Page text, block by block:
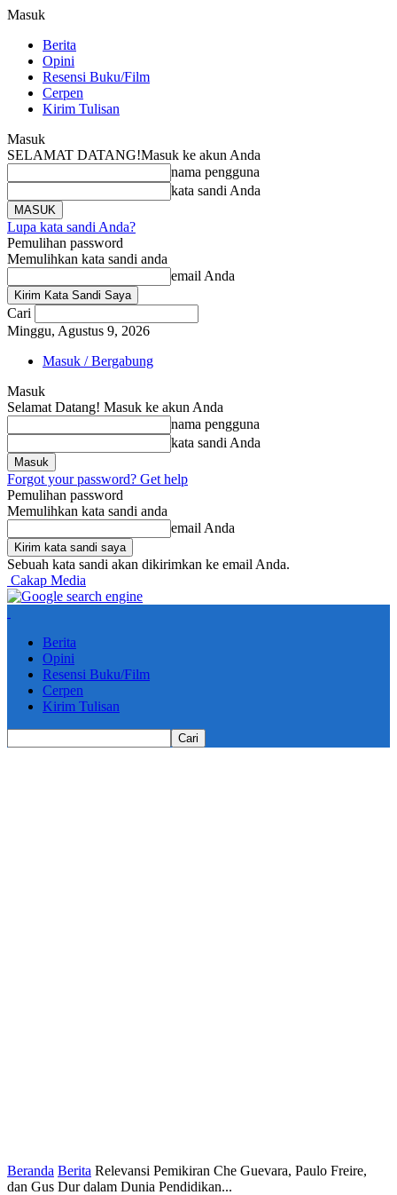
Masuk
Berita
Opini
Resensi Buku/Film
Cerpen
Kirim Tulisan
Masuk
SELAMAT DATANG!Masuk ke akun Anda
nama pengguna
kata sandi Anda
Lupa kata sandi Anda?
Pemulihan password
Memulihkan kata sandi anda
email Anda
Cari
Minggu, Agustus 9, 2026
Masuk / Bergabung
Masuk
Selamat Datang! Masuk ke akun Anda
nama pengguna
kata sandi Anda
Forgot your password? Get help
Pemulihan password
Memulihkan kata sandi anda
email Anda
Sebuah kata sandi akan dikirimkan ke email Anda.
Cakap Media
Berita
Opini
Resensi Buku/Film
Cerpen
Kirim Tulisan
Beranda Berita Relevansi Pemikiran Che Guevara, Paulo Freire,
dan Gus Dur dalam Dunia Pendidikan...